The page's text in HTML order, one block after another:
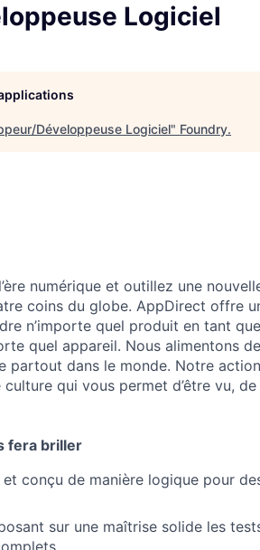
Logiciel
Développeuse Logiciel" Foundry.
numérique et outillez une
coins du globe. AppDirect offre
n’importe quel produit en tant
quel appareil. Nous alimentons
partout dans le monde. Notre
qui vous permet d’être vu,
fera briller
conçu de manière logique pour
sur une maîtrise solide les